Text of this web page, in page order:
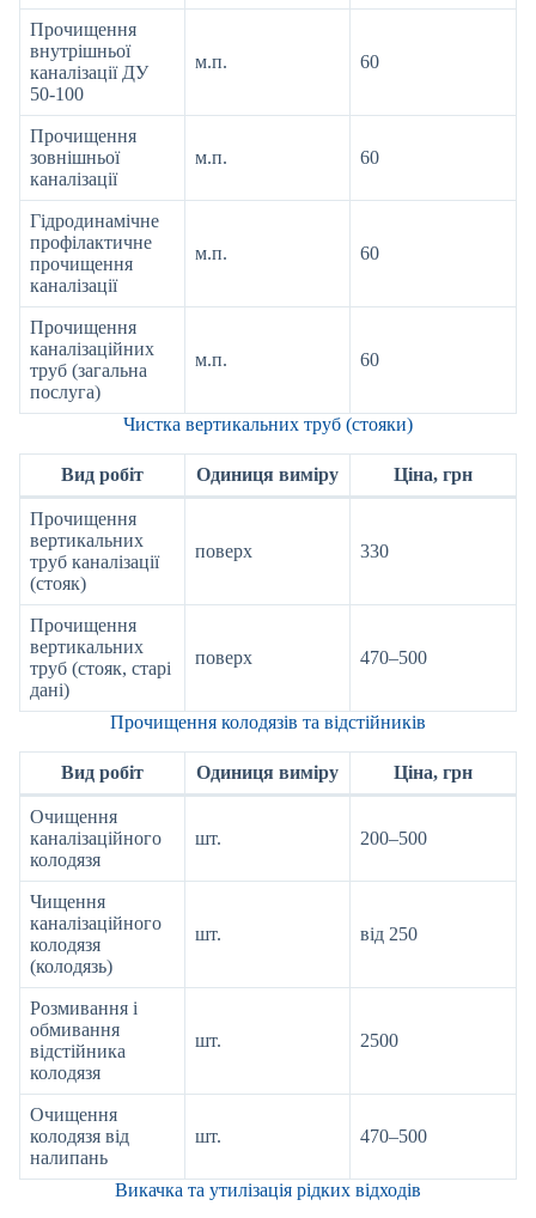
Прочищення
внутрішньої
каналізації ДУ
50-100
м.п. 60
Прочищення
зовнішньої
каналізації
м.п. 60
Гідродинамічне
профілактичне
прочищення
каналізації
м.п. 60
Прочищення
каналізаційних
труб (загальна
послуга)
м.п. 60
Чистка вертикальних труб (стояки)
Вид робіт Одиниця виміру Ціна, грн
Прочищення
вертикальних
труб каналізації
(стояк)
поверх 330
Прочищення
вертикальних
труб (стояк, старі
дані)
поверх 470–500
Прочищення колодязів та відстійників
Вид робіт Одиниця виміру Ціна, грн
Очищення
каналізаційного
колодязя
шт. 200–500
Чищення
каналізаційного
колодязя
(колодязь)
шт. від 250
Розмивання і
обмивання
відстійника
колодязя
шт. 2500
Очищення
колодязя від
налипань
шт. 470–500
Викачка та утилізація рідких відходів